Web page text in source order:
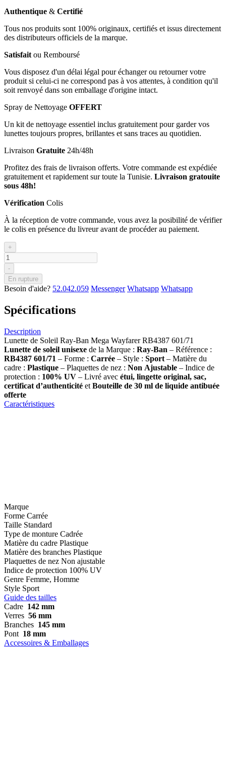
Authentique & Certifié
Tous nos produits sont 100% originaux, certifiés et issus directement
des distributeurs officiels de la marque.
Satisfait ou Remboursé
Vous disposez d'un délai légal pour échanger ou retourner votre
produit si celui-ci ne correspond pas à vos attentes, à condition qu'il
soit renvoyé dans son emballage d'origine intact.
Spray de Nettoyage OFFERT
Un kit de nettoyage essentiel inclus gratuitement pour garder vos
lunettes toujours propres, brillantes et sans traces au quotidien.
Livraison Gratuite 24h/48h
Profitez des frais de livraison offerts. Votre commande est expédiée
gratuitement et rapidement sur toute la Tunisie. Livraison gratouite
sous 48h!
Vérification Colis
À la réception de votre commande, vous avez la posibilité de vérifier
le colis en présence du livreur avant de procéder au paiement.
+
-
En rupture
Besoin d'aide? 52.042.059 Messenger Whatsapp Whatsapp
Spécifications
Description
Lunette de Soleil Ray-Ban Mega Wayfarer RB4387 601/71
Lunette de soleil unisexe de la Marque : Ray-Ban – Référence :
RB4387 601/71 – Forme : Carrée – Style : Sport – Matière du
cadre : Plastique – Plaquettes de nez : Non Ajustable – Indice de
protection : 100% UV – Livré avec étui, lingette original, sac,
certificat d’authenticité et Bouteille de 30 ml de liquide antibuée
offerte
Caractéristiques
Marque
Forme Carrée
Taille Standard
Type de monture Cadrée
Matière du cadre Plastique
Matière des branches Plastique
Plaquettes de nez Non ajustable
Indice de protection 100% UV
Genre Femme, Homme
Style Sport
Guide des tailles
Cadre 142 mm
Verres 56 mm
Branches 145 mm
Pont 18 mm
Accessoires & Emballages